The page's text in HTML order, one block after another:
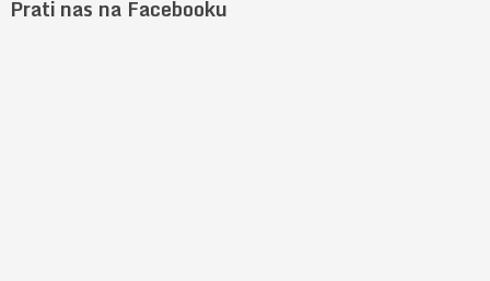
Prati nas na Facebooku